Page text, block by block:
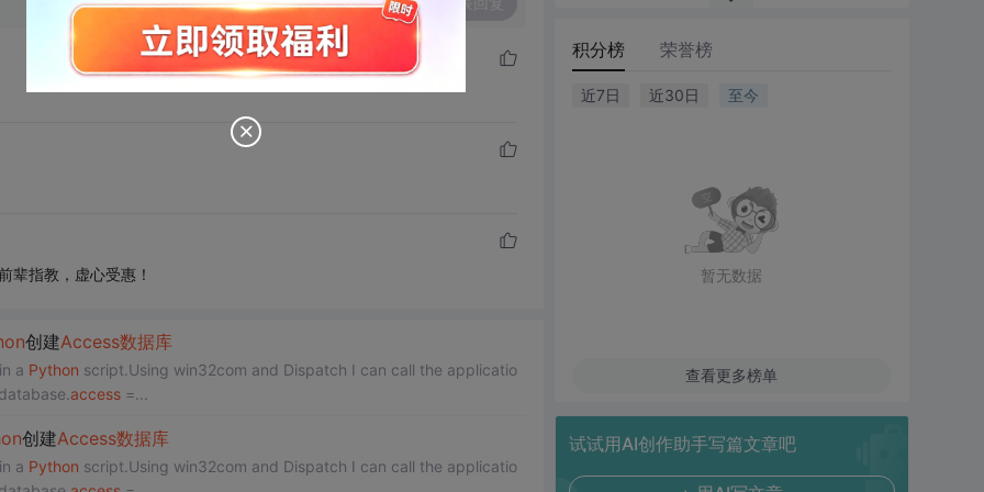
辈指教，虚心受惠！
创建Access数据库
a Python script.Using win32com and Dispatch I can call the applicatio
access=...
创建Access数据库
a Python script.Using win32com and Dispatch I can call the applicatio
积分榜 荣誉榜
近7日 近30日 至今
暂无数据
查看更多榜单
试试用AI创作助手写篇文章吧